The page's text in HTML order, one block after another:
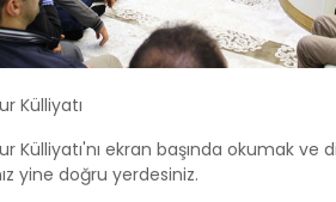
Külliyatı
Külliyatı'nı ekran başında okumak ve
yine doğru yerdesiniz.
HD
İSİMLERİ
ÜL HÜSNA -
İSİMLERİ - EL-